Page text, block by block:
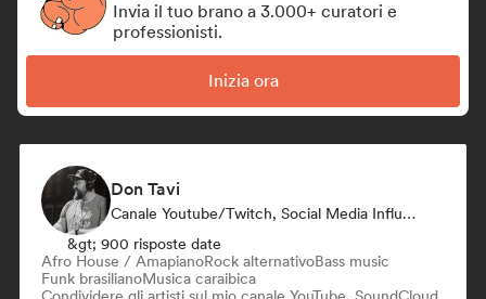
Invia il tuo brano a 3.000+ curatori e
professionisti.
Inizia ora
Don Tavi
Canale Youtube/Twitch, Social Media Influencer
&gt; 900 risposte date
Afro House / AmapianoRock alternativoBass music
Funk brasilianoMusica caraibica